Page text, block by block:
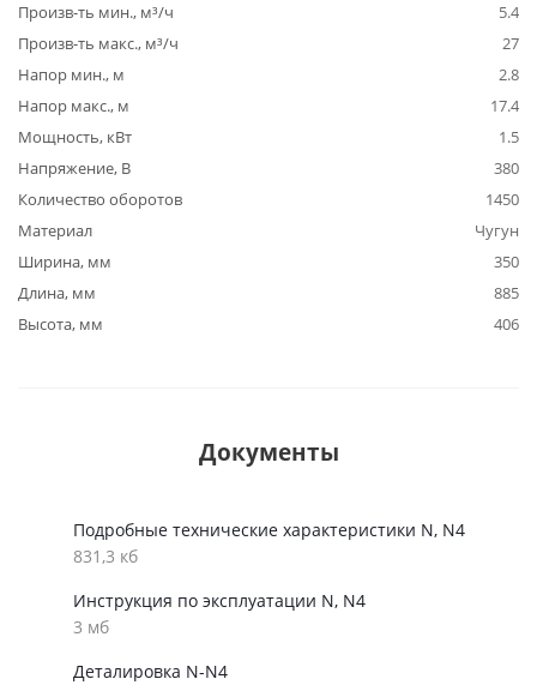
Произв-ть мин., м³/ч
5.4
Произв-ть макс., м³/ч
27
Напор мин., м
2.8
Напор макс., м
17.4
Мощность, кВт
1.5
Напряжение, В
380
Количество оборотов
1450
Материал
Чугун
Ширина, мм
350
Длина, мм
885
Высота, мм
406
Документы
Подробные технические характеристики N, N4
831,3 кб
Инструкция по эксплуатации N, N4
3 мб
Деталировка N-N4